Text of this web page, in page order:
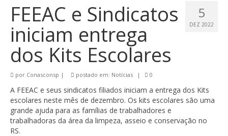
5
DEZ 2022
FEEAC e Sindicatos
iniciam entrega
dos Kits Escolares
por Conasconsp | postado em: Notícias | 0
A FEEAC e seus sindicatos filiados iniciam a entrega dos Kits
escolares neste mês de dezembro. Os kits escolares são uma
grande ajuda para as famílias de trabalhadores e
trabalhadoras da área da limpeza, asseio e conservação no
RS.